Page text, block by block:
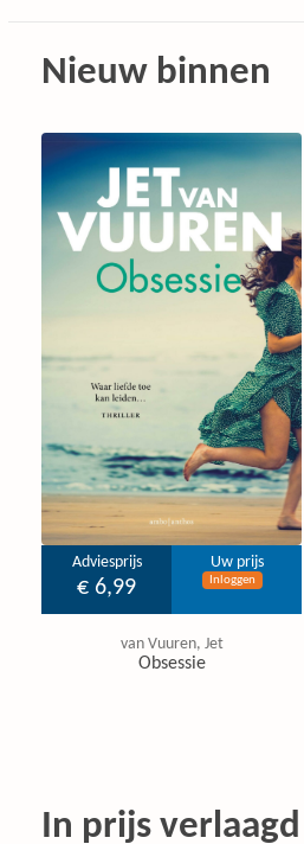
Nieuw binnen
Adviesprijs
€ 6,99
Uw prijs
Inloggen
van Vuuren, Jet
Obsessie
In prijs verlaagd